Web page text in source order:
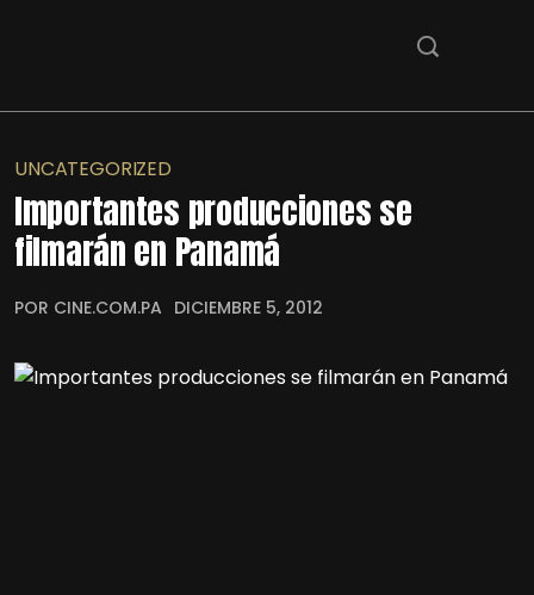
UNCATEGORIZED
Importantes producciones se
filmarán en Panamá
POR CINE.COM.PA DICIEMBRE 5, 2012